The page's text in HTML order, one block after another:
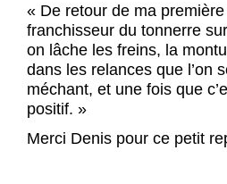
« De retour de ma
franchisseur du tonnerre
on lâche les freins, la
dans les relances que l’on
méchant, et une fois que
positif. »
Merci Denis pour ce petit